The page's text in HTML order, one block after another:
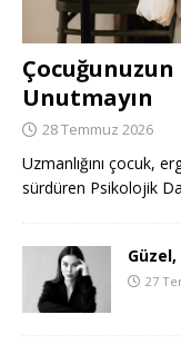
Unutmayın
28 Temmuz 2026
Uzmanlığını çocuk,
sürdüren Psikolojik
27